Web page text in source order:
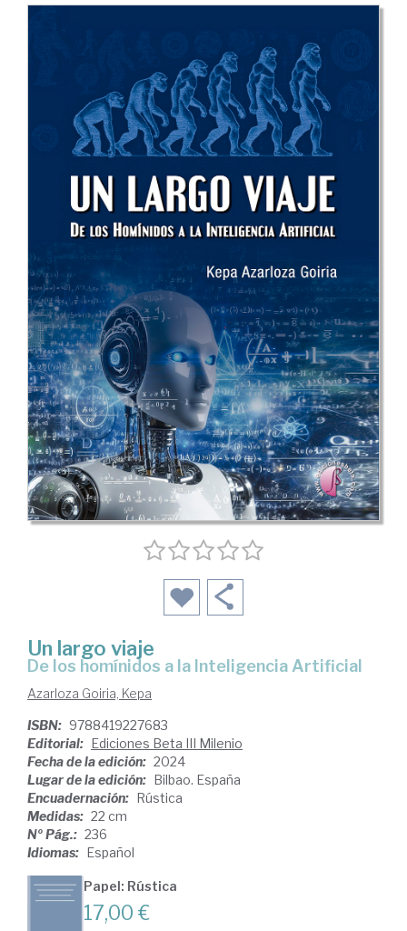
Un largo viaje
de los homínidos a la Inteligencia Artificial
Azarloza Goiria, Kepa
ISBN: 9788419227683
Editorial: Ediciones Beta III Milenio
Fecha de la edición: 2024
Lugar de la edición: Bilbao. España
Encuadernación: Rústica
Medidas: 22 cm
Nº Pág.: 236
Idiomas: Español
Papel: Rústica
17,00 €